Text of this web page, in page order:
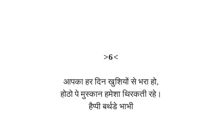
>6<
आपका हर दिन खुशियों से भरा हो,
होठो पे मुस्कान हमेशा थिरकती रहे।
हैप्पी बर्थडे भाभी